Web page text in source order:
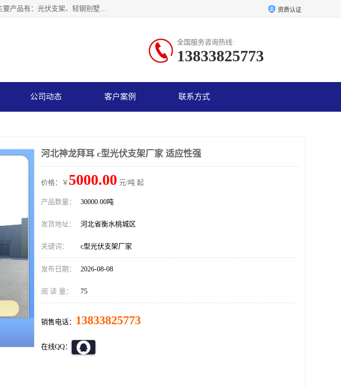
神龙拜耳科技衡水股份有限公司河北一家生产光伏支架，轻钢别墅，阳光板、耐力板的公司，主要产品有：光伏支架、轻钢别墅、阳光板、耐力板、采光板等，公司参与制定了多项标准。 资质认证
全国服务咨询热线:
13833825773
公司动态 客户案例 联系方式
河北神龙拜耳 c型光伏支架厂家 适应性强
价格：￥ 5000.00 元/吨 起
产品数量： 30000.00吨
发货地址： 河北省衡水桃城区
关键词： c型光伏支架厂家
发布日期： 2026-08-08
阅 读 量： 75
销售电话： 13833825773
在线QQ：